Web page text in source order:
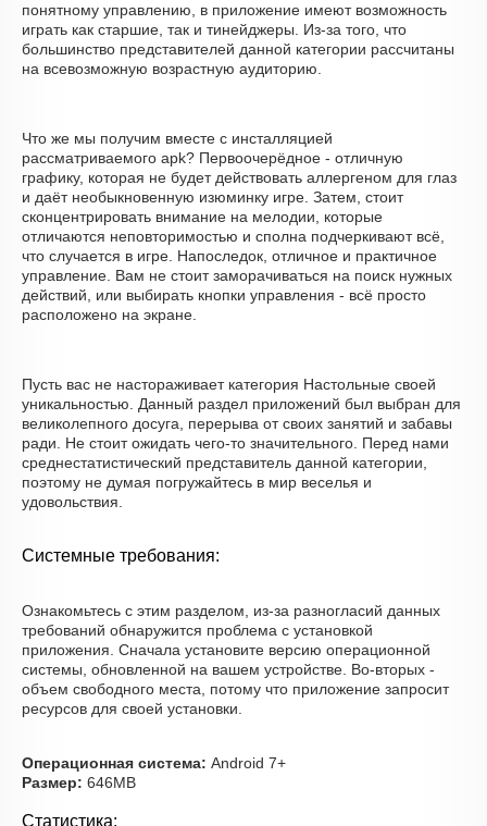
понятному управлению, в приложение имеют возможность
играть как старшие, так и тинейджеры. Из-за того, что
большинство представителей данной категории рассчитаны
на всевозможную возрастную аудиторию.
Что же мы получим вместе с инсталляцией
рассматриваемого apk? Первоочерёдное - отличную
графику, которая не будет действовать аллергеном для глаз
и даёт необыкновенную изюминку игре. Затем, стоит
сконцентрировать внимание на мелодии, которые
отличаются неповторимостью и сполна подчеркивают всё,
что случается в игре. Напоследок, отличное и практичное
управление. Вам не стоит заморачиваться на поиск нужных
действий, или выбирать кнопки управления - всё просто
расположено на экране.
Пусть вас не настораживает категория Настольные своей
уникальностью. Данный раздел приложений был выбран для
великолепного досуга, перерыва от своих занятий и забавы
ради. Не стоит ожидать чего-то значительного. Перед нами
среднестатистический представитель данной категории,
поэтому не думая погружайтесь в мир веселья и
удовольствия.
Системные требования:
Ознакомьтесь с этим разделом, из-за разногласий данных
требований обнаружится проблема с установкой
приложения. Сначала установите версию операционной
системы, обновленной на вашем устройстве. Во-вторых -
объем свободного места, потому что приложение запросит
ресурсов для своей установки.
Операционная система: Android 7+
Размер: 646MB
Статистика: